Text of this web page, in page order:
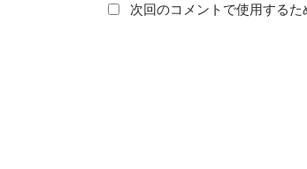
次回のコメントで使用する